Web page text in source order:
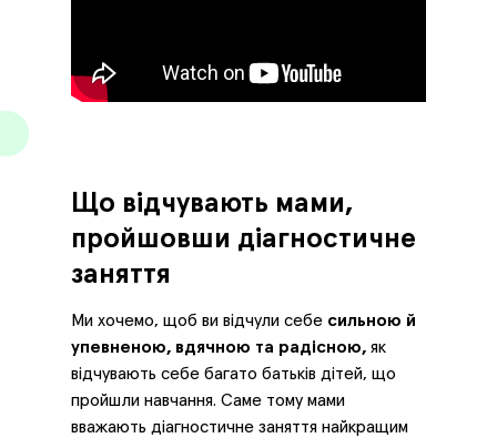
Що відчувають мами,
пройшовши діагностичне
заняття
Ми хочемо, щоб ви відчули себе сильною й
упевненою, вдячною та радісною, як
відчувають себе багато батьків дітей, що
пройшли навчання. Саме тому мами
вважають діагностичне заняття найкращим